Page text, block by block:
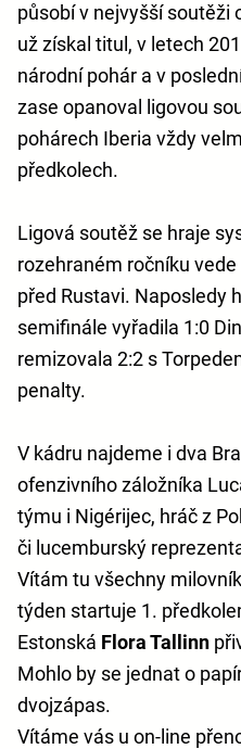
působí v nejvyšší soutěži
už získal titul, v letech
národní pohár a v
zase opanoval ligovou
pohárech Iberia vždy
předkolech.
Ligová soutěž se hraje
rozehraném ročníku
před Rustavi. Naposledy
semifinále vyřadila 1:0
remizovala 2:2 s
penalty.
V kádru najdeme i dva
ofenzivního záložníka
týmu i Nigérijec, hráč z
či lucemburský
Vítám tu všechny
týden startuje 1.
Estonská Flora Tallinn
Mohlo by se jednat o
dvojzápas.
Vítáme vás u on-line